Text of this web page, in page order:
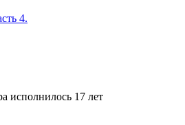
4.
исполнилось 17 лет